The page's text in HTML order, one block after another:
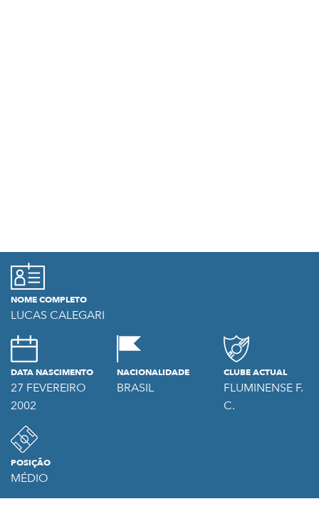
NOME COMPLETO
LUCAS CALEGARI
DATA NASCIMENTO
27 FEVEREIRO
2002
NACIONALIDADE
BRASIL
CLUBE ACTUAL
FLUMINENSE F.
C.
POSIÇÃO
MÉDIO